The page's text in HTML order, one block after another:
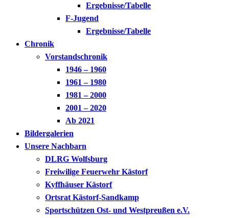
Ergebnisse/Tabelle
F-Jugend
Ergebnisse/Tabelle
Chronik
Vorstandschronik
1946 – 1960
1961 – 1980
1981 – 2000
2001 – 2020
Ab 2021
Bildergalerien
Unsere Nachbarn
DLRG Wolfsburg
Freiwilige Feuerwehr Kästorf
Kyffhäuser Kästorf
Ortsrat Kästorf-Sandkamp
Sportschützen Ost- und Westpreußen e.V.